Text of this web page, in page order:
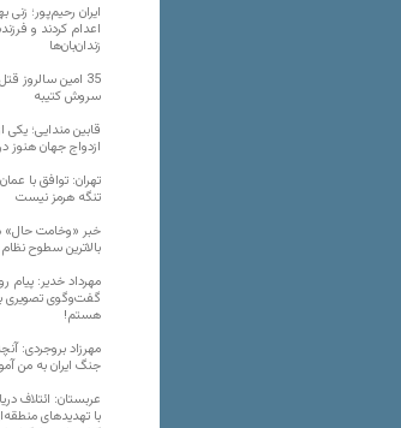
ایران رحیم‌پور؛
اعدام کردند و
زندان‌بان‌ها
35 امین سالروز
سروش کتیبه
قابین مندایی؛ یکی
ازدواج جهان هنوز
تهران: توافق با
تنگه هرمز نیست
خبر «وخامت حال»
بالاترین سطوح نظام
مهرداد خدیر: پیام
گفت‌و‌گوی تصویری
هستم!
مهرزاد بروجردی:
جنگ ایران به من
عربستان: ائتلاف
با تهدیدهای